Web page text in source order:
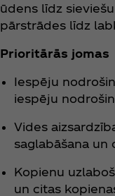
ūdens līdz
pārstrādes līdz
Prioritārās jomas
Iespēju
iespēju
Vides
saglabāšana
Kopienu
un citas